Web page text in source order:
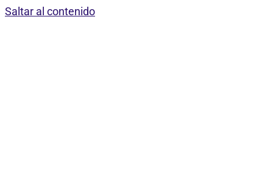
Saltar al contenido